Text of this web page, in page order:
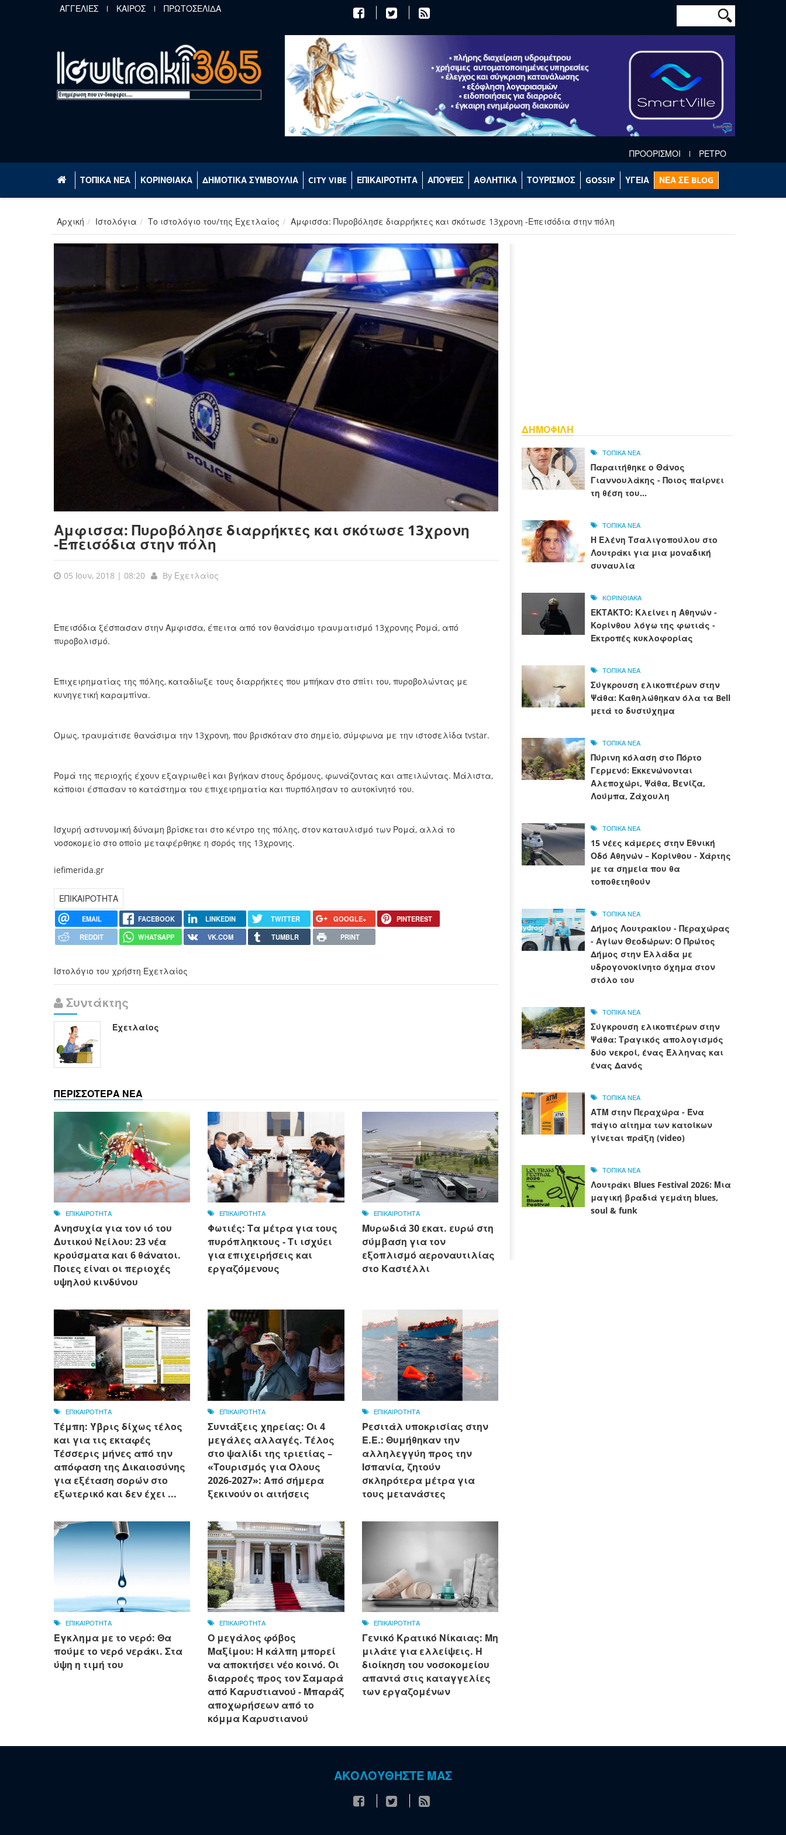
Παράκαμψη προς το κυρίως περιεχόμενο
ΑΓΓΕΛΙΕΣ ΚΑΙΡΟΣ ΠΡΩΤΟΣΕΛΙΔΑ Φόρμα
Αναζήτηση
ΠΡΟΟΡΙΣΜΟΙ ΡΕΤΡΟ
ΤΟΠΙΚΑ ΝΕΑ ΚΟΡΙΝΘΙΑΚΑ ΔΗΜΟΤΙΚΑ ΣΥΜΒΟΥΛΙΑ CITY VIBE ΕΠΙΚΑΙΡΟΤΗΤΑ ΑΠΟΨΕΙΣ ΑΘΛΗΤΙΚΑ ΤΟΥΡΙΣΜΟΣ GOSSIP ΥΓΕΙΑ ΝΕΑ ΣΕ BLOG
Αρχική Ιστολόγια Το ιστολόγιο του/της Εχετλαίος Αμφισσα: Πυροβόλησε διαρρήκτες και σκότωσε 13χρονη -Επεισόδια στην πόλη
Αμφισσα: Πυροβόλησε διαρρήκτες και σκότωσε 13χρονη
-Επεισόδια στην πόλη
05 Ιουν, 2018 | 08:20 By Εχετλαίος
Επεισόδια ξέσπασαν στην Αμφισσα, έπειτα από τον θανάσιμο τραυματισμό 13χρονης Ρομά, από
πυροβολισμό.
Επιχειρηματίας της πόλης, καταδίωξε τους διαρρήκτες που μπήκαν στο σπίτι του, πυροβολώντας με
κυνηγετική καραμπίνα.
Ομως, τραυμάτισε θανάσιμα την 13χρονη, που βρισκόταν στο σημείο, σύμφωνα με την ιστοσελίδα tvstar.
Ρομά της περιοχής έχουν εξαγριωθεί και βγήκαν στους δρόμους, φωνάζοντας και απειλώντας. Μάλιστα,
κάποιοι έσπασαν το κατάστημα του επιχειρηματία και πυρπόλησαν το αυτοκίνητό του.
Ισχυρή αστυνομική δύναμη βρίσκεται στο κέντρο της πόλης, στον καταυλισμό των Ρομά, αλλά το
νοσοκομείο στο οποίο μεταφέρθηκε η σορός της 13χρονης.
iefimerida.gr
ΕΠΙΚΑΙΡΟΤΗΤΑ
EMAIL FACEBOOK LINKEDIN TWITTER GOOGLE+
PINTEREST
REDDIT
WHATSAPP VK.COM TUMBLR PRINT
Ιστολόγιο του χρήστη Εχετλαίος
Συντάκτης
Εχετλαίος
ΠΕΡΙΣΣΟΤΕΡΑ ΝΕΑ
ΕΠΙΚΑΙΡΟΤΗΤΑ
Ανησυχία για τον ιό του
Δυτικού Νείλου: 23 νέα
κρούσματα και 6 θάνατοι.
Ποιες είναι οι περιοχές
υψηλού κινδύνου
ΕΠΙΚΑΙΡΟΤΗΤΑ
Φωτιές: Τα μέτρα για τους
πυρόπληκτους - Τι ισχύει
για επιχειρήσεις και
εργαζόμενους
ΕΠΙΚΑΙΡΟΤΗΤΑ
Μυρωδιά 30 εκατ. ευρώ στη
σύμβαση για τον
εξοπλισμό αεροναυτιλίας
στο Καστέλλι
ΕΠΙΚΑΙΡΟΤΗΤΑ
Τέμπη: Ύβρις δίχως τέλος
και για τις εκταφές
Τέσσερις μήνες από την
απόφαση της Δικαιοσύνης
για εξέταση σορών στο
εξωτερικό και δεν έχει ...
ΕΠΙΚΑΙΡΟΤΗΤΑ
Συντάξεις χηρείας: Οι 4
μεγάλες αλλαγές. Τέλος
στο ψαλίδι της τριετίας –
«Τουρισμός για Όλους
2026-2027»: Από σήμερα
ξεκινούν οι αιτήσεις
ΕΠΙΚΑΙΡΟΤΗΤΑ
Ρεσιτάλ υποκρισίας στην
Ε.Ε.: Θυμήθηκαν την
αλληλεγγύη προς την
Ισπανία, ζητούν
σκληρότερα μέτρα για
τους μετανάστες
ΕΠΙΚΑΙΡΟΤΗΤΑ
Εγκλημα με το νερό: Θα
πούμε το νερό νεράκι. Στα
ύψη η τιμή του
ΕΠΙΚΑΙΡΟΤΗΤΑ
Ο μεγάλος φόβος
Μαξίμου: Η κάλπη μπορεί
να αποκτήσει νέο κοινό. Οι
διαρροές προς τον Σαμαρά
από Καρυστιανού - Μπαράζ
αποχωρήσεων από το
κόμμα Καρυστιανού
ΕΠΙΚΑΙΡΟΤΗΤΑ
Γενικό Κρατικό Νίκαιας: Μη
μιλάτε για ελλείψεις. Η
διοίκηση του νοσοκομείου
απαντά στις καταγγελίες
των εργαζομένων
ΔΗΜΟΦΙΛΗ
ΤΟΠΙΚΑ ΝΕΑ
Παραιτήθηκε ο Θάνος
Γιαννουλάκης - Ποιος παίρνει
τη θέση του...
ΤΟΠΙΚΑ ΝΕΑ
Η Ελένη Τσαλιγοπούλου στο
Λουτράκι για μια μοναδική
συναυλία
ΚΟΡΙΝΘΙΑΚΑ
ΕΚΤΑΚΤΟ: Κλείνει η Αθηνών -
Κορίνθου λόγω της φωτιάς -
Εκτροπές κυκλοφορίας
ΤΟΠΙΚΑ ΝΕΑ
Σύγκρουση ελικοπτέρων στην
Ψάθα: Καθηλώθηκαν όλα τα Bell
μετά το δυστύχημα
ΤΟΠΙΚΑ ΝΕΑ
Πύρινη κόλαση στο Πόρτο
Γερμενό: Εκκενώνονται
Αλεποχώρι, Ψάθα, Βενίζα,
Λούμπα, Ζάχουλη
ΤΟΠΙΚΑ ΝΕΑ
15 νέες κάμερες στην Εθνική
Οδό Αθηνών – Κορίνθου - Χάρτης
με τα σημεία που θα
τοποθετηθούν
ΤΟΠΙΚΑ ΝΕΑ
Δήμος Λουτρακίου - Περαχώρας
- Αγίων Θεοδώρων: Ο Πρώτος
Δήμος στην Ελλάδα με
υδρογονοκίνητο όχημα στον
στόλο του
ΤΟΠΙΚΑ ΝΕΑ
Σύγκρουση ελικοπτέρων στην
Ψάθα: Τραγικός απολογισμός
δύο νεκροί, ένας Έλληνας και
ένας Δανός
ΤΟΠΙΚΑ ΝΕΑ
ΑΤΜ στην Περαχώρα - Ένα
πάγιο αίτημα των κατοίκων
γίνεται πράξη (video)
ΤΟΠΙΚΑ ΝΕΑ
Λουτράκι Blues Festival 2026: Μια
μαγική βραδιά γεμάτη blues,
soul & funk
ΑΚΟΛΟΥΘΗΣΤΕ ΜΑΣ